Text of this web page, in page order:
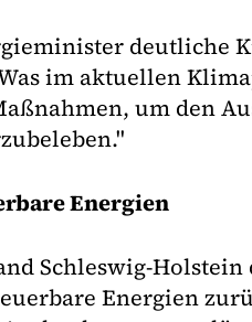
deutliche
im aktuellen
um den
Energien
Schleswig-Holstein
Energien